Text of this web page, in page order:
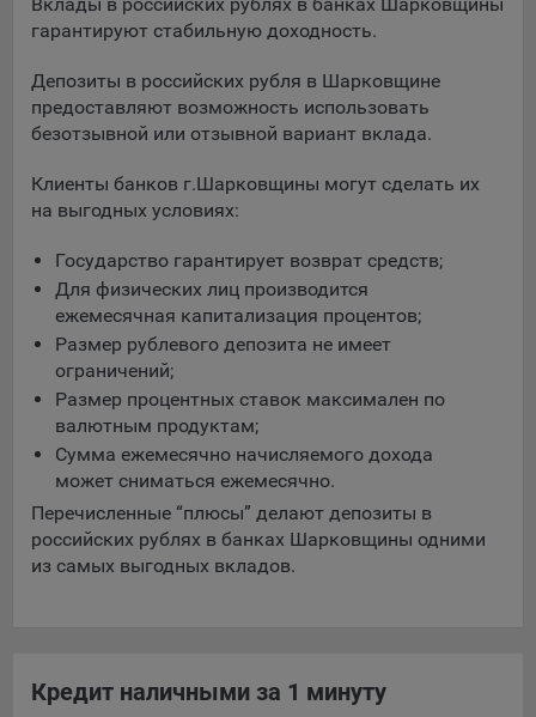
используется для обеспечения корректной работы сайта.
данной цели:
Сервис хранения информации, предоставляемый
технолоджи», 220069 г. Минск, пр-т Дзержинского, д.3Б,
пом.44.
Рекламные Cookie
Отключение рекламных cookie-файлы не позволит
принимать меры по совершенствованию работы
Сайта, исходя из предпочтений пользователя, а также
осуществлять подбор рекламы, иных рекламных
материалов по наиболее актуальному, подходящему
назначению для каждого конкретного пользователя.
Компании, которым мы поручаем обработку данных для
данной цели:
Яндекса рекламная сеть (Yandex Mobile Ads, ADFOX) -
сервис показа контекстной рекламы. Адрес: Yandex
House Barrow Street Dublin 4, D04E5W5 Ireland.
гарантируют стабильную доходность.
Депозиты в российских рубля в Шарковщине
предоставляют возможность использовать
безотзывной или отзывной вариант вклада.
Клиенты банков г.Шарковщины могут сделать их
на выгодных условиях:
Государство гарантирует возврат средств;
Для физических лиц производится
ежемесячная капитализация процентов;
Размер рублевого депозита не имеет
ограничений;
Размер процентных ставок максимален по
валютным продуктам;
Сумма ежемесячно начисляемого дохода
может сниматься ежемесячно.
Перечисленные “плюсы” делают депозиты в
российских рублях в банках Шарковщины одними
из самых выгодных вкладов.
Кредит наличными за 1 минуту